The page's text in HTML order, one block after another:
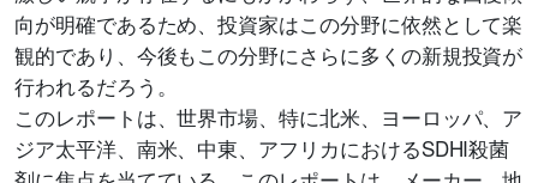
向が明確であるため、投資家はこの分野に依然として楽
観的であり、今後もこの分野にさらに多くの新規投資が
行われるだろう。
このレポートは、世界市場、特に北米、ヨーロッパ、ア
ジア太平洋、南米、中東、アフリカにおけるSDHI殺菌